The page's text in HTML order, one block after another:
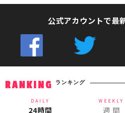
公式アカウントで最
RANKING ランキング
DAILY
24時間
WEEKLY
週 間